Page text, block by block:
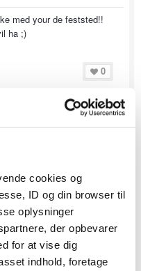
cookies og
ID og din browser til
oplysninger
der opbevarer
for at vise dig
indhold, foretage
med your de feststed!!
ha ;)
0